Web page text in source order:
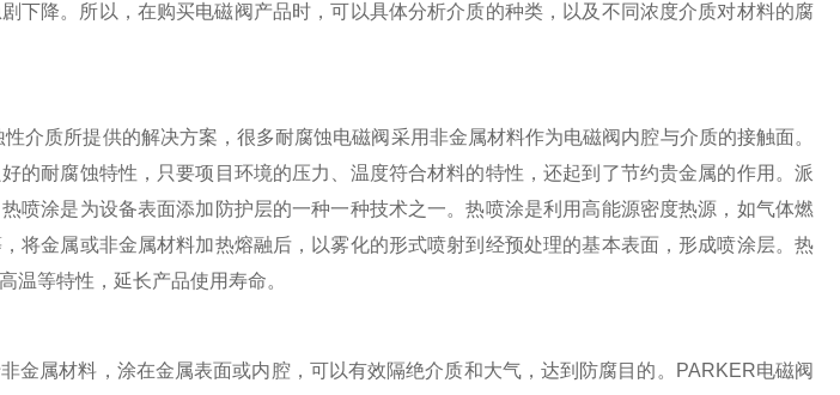
下降。所以，在购买电磁阀产品时，可以具体分析介质的种类，以及不同浓度介质对材料的腐
介质所提供的解决方案，很多耐腐蚀电磁阀采用非金属材料作为电磁阀内腔与介质的接触面。
的耐腐蚀特性，只要项目环境的压力、温度符合材料的特性，还起到了节约贵金属的作用。派
喷涂是为设备表面添加防护层的一种一种技术之一。热喷涂是利用高能源密度热源，如气体燃
将金属或非金属材料加热熔融后，以雾化的形式喷射到经预处理的基本表面，形成喷涂层。热
温等特性，延长产品使用寿命。
金属材料，涂在金属表面或内腔，可以有效隔绝介质和大气，达到防腐目的。
PARKER电磁阀